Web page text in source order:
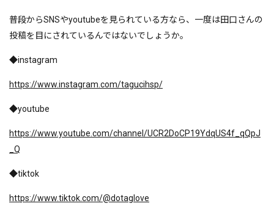
普段からSNSやyoutubeを見られている方なら、一度は田口さんの
投稿を目にされているんではないでしょうか。
◆instagram
https://www.instagram.com/tagucihsp/
◆youtube
https://www.youtube.com/channel/UCR2DoCP19YdqUS4f_qQpJ
_Q
◆tiktok
https://www.tiktok.com/@dotaglove